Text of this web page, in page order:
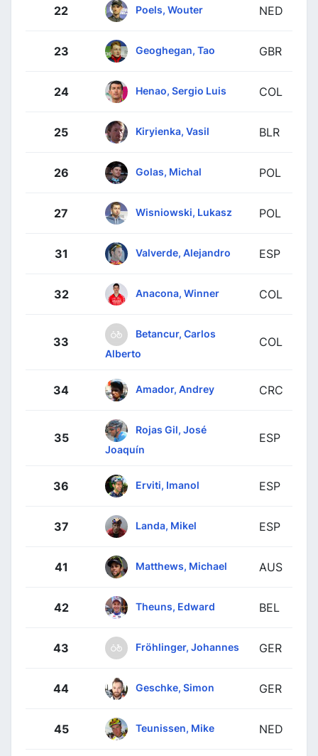
22 Poels, Wouter NED
23 Geoghegan, Tao GBR
24 Henao, Sergio Luis COL
25 Kiryienka, Vasil BLR
26 Golas, Michal POL
27 Wisniowski, Lukasz POL
31 Valverde, Alejandro ESP
32 Anacona, Winner COL
33
Betancur, Carlos
Alberto
COL
34 Amador, Andrey CRC
35
Rojas Gil, José
Joaquín
ESP
36 Erviti, Imanol ESP
37 Landa, Mikel ESP
41 Matthews, Michael AUS
42 Theuns, Edward BEL
43 Fröhlinger, Johannes GER
44 Geschke, Simon GER
45 Teunissen, Mike NED